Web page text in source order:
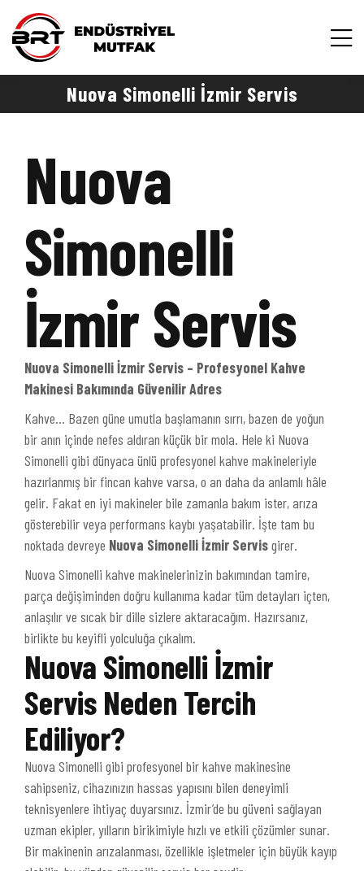
Nuova Simonelli İzmir Servis
Nuova
Simonelli
İzmir Servis
Nuova Simonelli İzmir Servis – Profesyonel Kahve
Makinesi Bakımında Güvenilir Adres
Kahve… Bazen güne umutla başlamanın sırrı, bazen de yoğun
bir anın içinde nefes aldıran küçük bir mola. Hele ki Nuova
Simonelli gibi dünyaca ünlü profesyonel kahve makineleriyle
hazırlanmış bir fincan kahve varsa, o an daha da anlamlı hâle
gelir. Fakat en iyi makineler bile zamanla bakım ister, arıza
gösterebilir veya performans kaybı yaşatabilir. İşte tam bu
noktada devreye Nuova Simonelli İzmir Servisgirer.
Nuova Simonelli kahve makinelerinizin bakımından tamire,
parça değişiminden doğru kullanıma kadar tüm detayları içten,
anlaşılır ve sıcak bir dille sizlere aktaracağım. Hazırsanız,
birlikte bu keyifli yolculuğa çıkalım.
Nuova Simonelli İzmir
Servis Neden Tercih
Ediliyor?
Nuova Simonelli gibi profesyonel bir kahve makinesine
sahipseniz, cihazınızın hassas yapısını bilen deneyimli
teknisyenlere ihtiyaç duyarsınız. İzmir’de bu güveni sağlayan
uzman ekipler, yılların birikimiyle hızlı ve etkili çözümler sunar.
Bir makinenin arızalanması, özellikle işletmeler için büyük kayıp